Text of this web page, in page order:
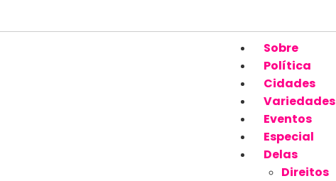
Sobre
Política
Cidades
Variedades
Eventos
Especial
Delas
Direitos